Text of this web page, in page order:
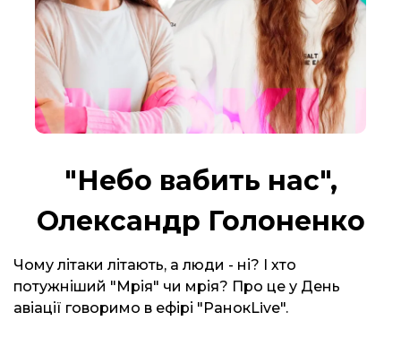
"Небо вабить нас",
Олександр Голоненко
Чому літаки літають, а люди - ні? І хто
потужніший "Мрія" чи мрія? Про це у День
авіації говоримо в ефірі "РанокLive".